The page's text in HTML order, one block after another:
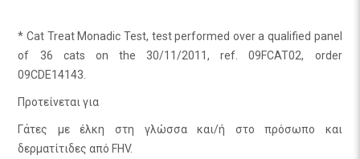
* Cat Treat Monadic Test, test performed over a qualified panel
of 36 cats on the 30/11/2011, ref. 09FCAT02, order
09CDE14143.
Προτείνεται για
Γάτες με έλκη στη γλώσσα και/ή στο πρόσωπο και
δερματίτιδες από FHV.